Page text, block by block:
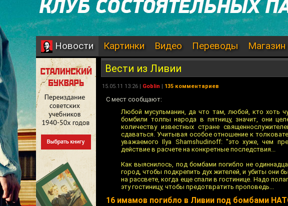
Новости Картинки Видео Переводы Магазин
Вести из Ливии
15.05.11 13:26 | Goblin | 135 комментариев
С мест сообщают:
Любой мусульманин, да что там, любой, кто хоть
бомбили толпы народа в пятницу, значит, они
количеству известных стране
сдаваться. Учитывая особое отношение к
уважаемого Ilya Shamshudinoff: "это хуже, чем
действие в расчете на конкретные последствия...
Как выяснилось, под бомбами погибло не
город, чтобы подкрепить дух жителей, и убиты они
на рассвете, когда еще спали в гостинице. Надо
эту гостиницу, чтобы предотвратить проповедь...
16 имамов погибло в Ливии под бомбами